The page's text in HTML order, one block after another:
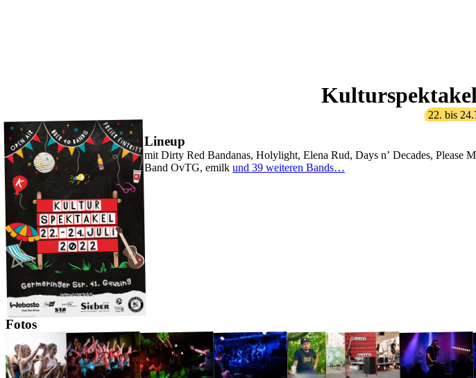
22. bis
Lineup
mit Dirty Red Bandanas, Holylight, Elena Rud, Days nʼ Decades,
Band OvTG, emilk und 39 weiteren Bands…
Fotos